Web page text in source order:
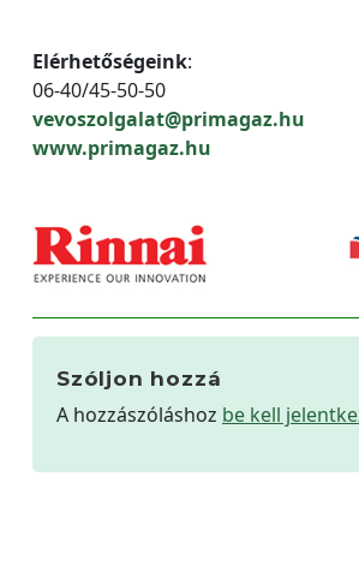
Elérhetőségeink:
06-40/45-50-50
vevoszolgalat@primagaz.hu
www.primagaz.hu
Szóljon hozzá
A hozzászóláshoz be kell